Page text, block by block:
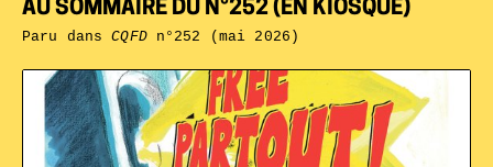
AU SOMMAIRE DU N°252 (EN KIOSQUE)
Paru dansCQFDn°252 (mai 2026)